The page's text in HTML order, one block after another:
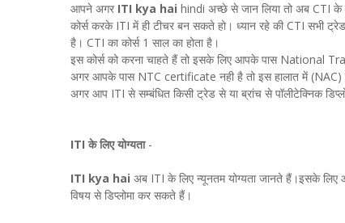
आपने अगर ITI kya hai hindi अच्छे से जान लिया तो अब CTI
कोर्स करके ITI में ही टीचर बन सकते हो। ध्यान रहे की CTI सभी ट्रेड
है। CTI का कोर्स 1 साल का होता है।
इस कोर्स को करना चाहते हैं तो इसके लिए आपके पास National
अगर आपके पास NTC certificate नही है तो इस हालात में (NAC)
अगर आप ITI से सम्बंधित किसी ट्रेड से या ब्रांच से पॉलीटेक्निक
ITI के लिए योग्यता-
ITI kya hai अब ITI के लिए न्यूनतम योग्यता जानते हैं।इसके लिए
विषय से डिप्लोमा कर सकते हैं।